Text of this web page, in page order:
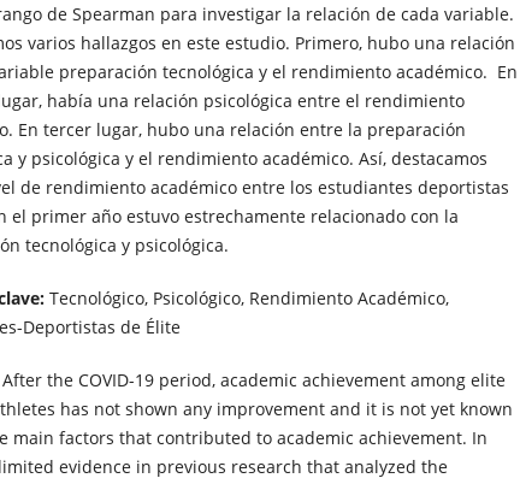
de Spearman para investigar la relación de cada variable.
varios hallazgos en este estudio. Primero, hubo una relación
preparación tecnológica y el rendimiento académico. En
había una relación psicológica entre el rendimiento
En tercer lugar, hubo una relación entre la preparación
y psicológica y el rendimiento académico. Así, destacamos
de rendimiento académico entre los estudiantes deportistas
el primer año estuvo estrechamente relacionado con la
tecnológica y psicológica.
Tecnológico, Psicológico, Rendimiento Académico,
Deportistas de Élite
After the COVID-19 period, academic achievement among elite
has not shown any improvement and it is not yet known
main factors that contributed to academic achievement. In
evidence in previous research that analyzed the